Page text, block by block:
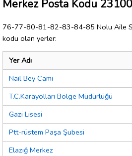
Merkez Posta Kodu 23100
76-77-80-81-82-83-84-85 Nolu Aile
kodu olan yerler:
Yer Adı
Nail Bey Cami
T.C.Karayolları Bölge Müdürlüğü
Gazi Lisesi
Ptt-rüstem Paşa Şubesi
Elazığ Merkez